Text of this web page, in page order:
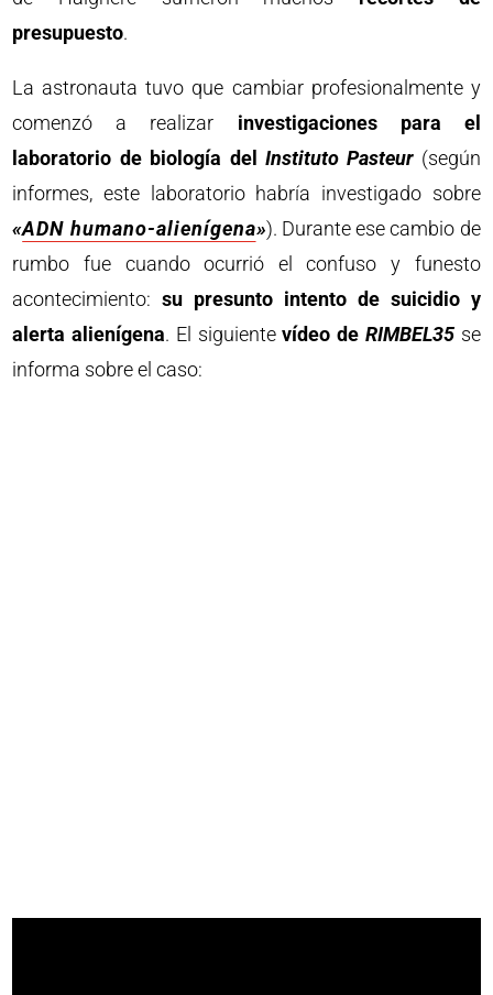
presupuesto.
La astronauta tuvo que cambiar profesionalmente y
comenzó a realizar investigaciones para el
laboratorio de biología del Instituto Pasteur(según
informes, este laboratorio habría investigado sobre
«ADN humano-alienígena»). Durante ese cambio de
rumbo fue cuando ocurrió el confuso y funesto
acontecimiento:su presunto intento de suicidio y
alerta alienígena. El siguientevídeo deRIMBEL35 se
informa sobre el caso: